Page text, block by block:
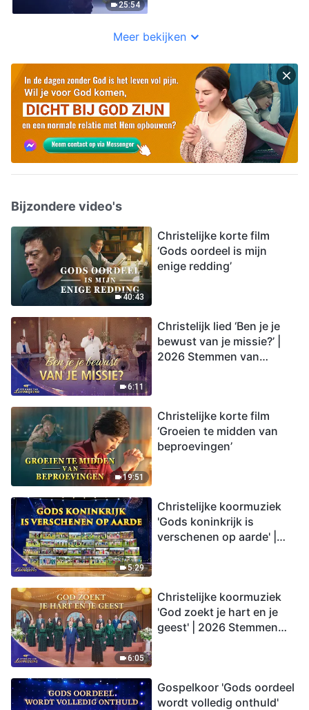
25:54
Meer bekijken
Bijzondere video's
40:43
Christelijke korte film
‘Gods oordeel is mijn
enige redding’
6:11
Christelijk lied ‘Ben je je
bewust van je missie?’ |
2026 Stemmen van
19:51
Christelijke korte film
‘Groeien te midden van
beproevingen’
5:29
Christelijke koormuziek
'Gods koninkrijk is
verschenen op aarde' |
6:05
Christelijke koormuziek
'God zoekt je hart en je
geest' | 2026 Stemmen
Gospelkoor 'Gods oordeel
wordt volledig onthuld'